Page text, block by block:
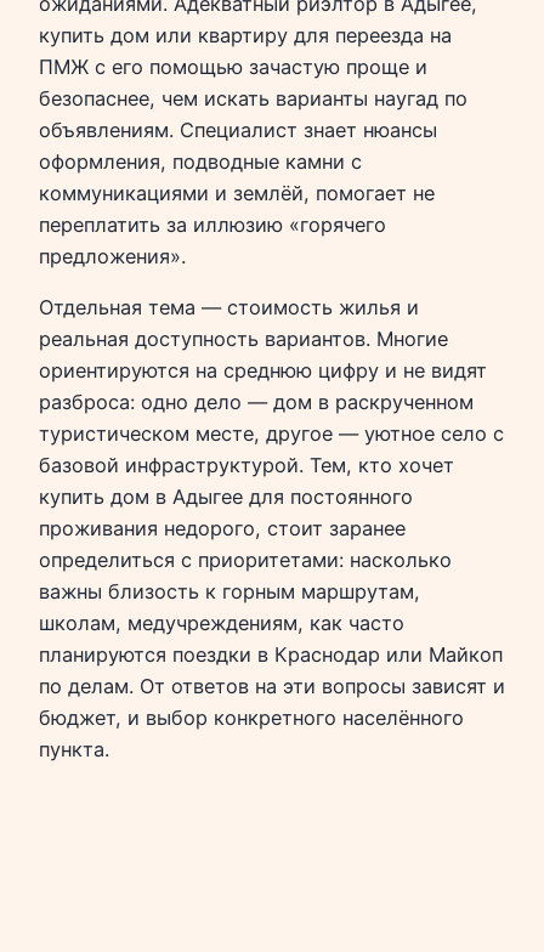
купить дом или квартиру для переезда на
ПМЖ с его помощью зачастую проще и
безопаснее, чем искать варианты наугад по
объявлениям. Специалист знает нюансы
оформления, подводные камни с
коммуникациями и землёй, помогает не
переплатить за иллюзию «горячего
предложения».
Отдельная тема — стоимость жилья и
реальная доступность вариантов. Многие
ориентируются на среднюю цифру и не видят
разброса: одно дело — дом в раскрученном
туристическом месте, другое — уютное село с
базовой инфраструктурой. Тем, кто хочет
купить дом в Адыгее для постоянного
проживания недорого, стоит заранее
определиться с приоритетами: насколько
важны близость к горным маршрутам,
школам, медучреждениям, как часто
планируются поездки в Краснодар или Майкоп
по делам. От ответов на эти вопросы зависят и
бюджет, и выбор конкретного населённого
пункта.